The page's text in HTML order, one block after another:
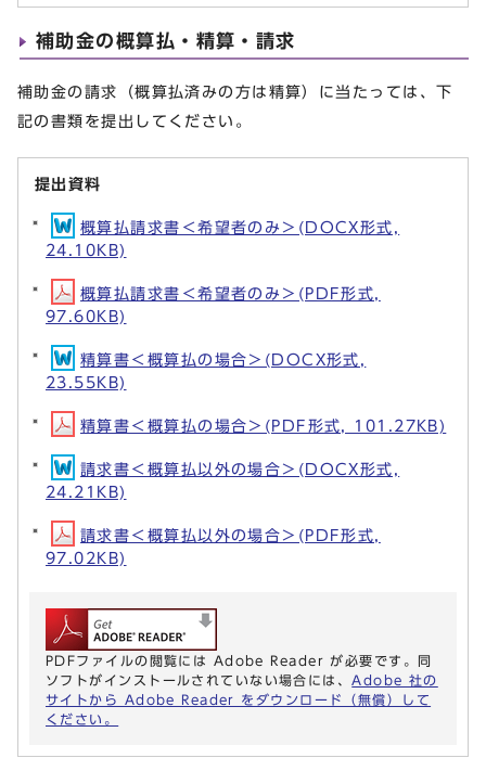
補助金の概算払・精算・請求
補助金の請求（概算払済みの方は精算）に当たっては、下
記の書類を提出してください。
提出資料
概算払請求書＜希望者のみ＞(DOCX形式,
24.10KB)
概算払請求書＜希望者のみ＞(PDF形式,
97.60KB)
精算書＜概算払の場合＞(DOCX形式,
23.55KB)
精算書＜概算払の場合＞(PDF形式, 101.27KB)
請求書＜概算払以外の場合＞(DOCX形式,
24.21KB)
請求書＜概算払以外の場合＞(PDF形式,
97.02KB)
PDFファイルの閲覧には Adobe Reader が必要です。同
ソフトがインストールされていない場合には、 Adobe 社の
サイトから Adobe Reader をダウンロード（無償）して
ください。